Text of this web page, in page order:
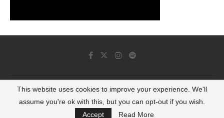
© 2022 - Luminous Dash All Rights Reserved
BACK TO TOP
This website uses cookies to improve your experience. We'll
assume you're ok with this, but you can opt-out if you wish.
Accept
Read More